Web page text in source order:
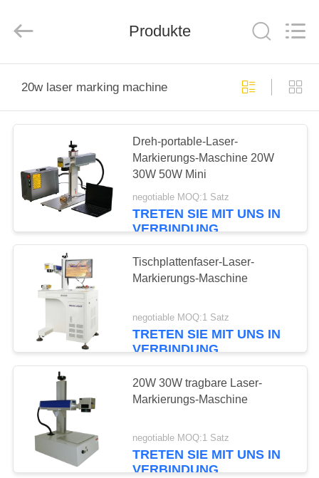
PRODUKTE
ÜBER
UNS
FABRIK-
AUSFLUG
QUALITÄTSKONTROLLE
TRETEN
SIE
UNS
VERBINDUNG
Management
Services
Rights
Produkte
20w laser marking machine
Dreh-portable-Laser-
Markierungs-Maschine 20W
30W 50W Mini
negotiable MOQ:1 Satz
TRETEN SIE MIT UNS IN
VERBINDUNG
Tischplattenfaser-Laser-
Markierungs-Maschine
negotiable MOQ:1 Satz
TRETEN SIE MIT UNS IN
VERBINDUNG
20W 30W tragbare Laser-
Markierungs-Maschine
negotiable MOQ:1 Satz
TRETEN SIE MIT UNS IN
VERBINDUNG